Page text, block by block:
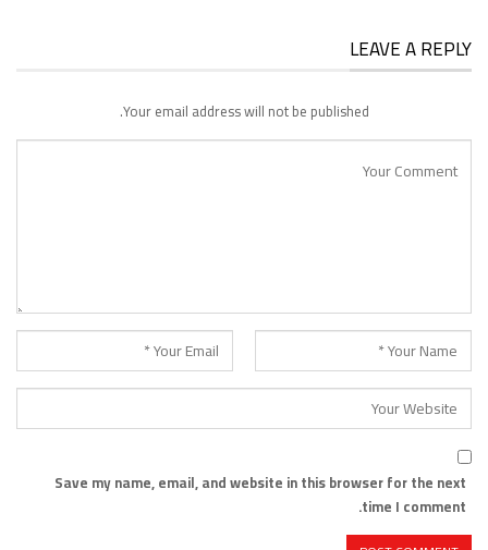
LEAVE A REPLY
Your email address will not be published.
Save my name, email, and website in this browser for the next
time I comment.